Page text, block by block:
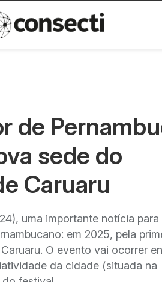
Política de
de
sede do
Caruaru
uma importante notícia para
em 2025, pela
O evento vai ocorrer
da cidade (situada na